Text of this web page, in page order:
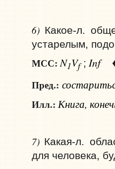
6) Какое‑л.
устарелым,
МСС: N1Vf; Inf
Пред.:
Илл.:Книга,
7) Какая‑л.
для человека,